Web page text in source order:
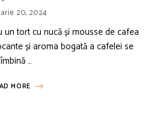
20, 2024
un tort cu nucă și mousse de cafea
și aroma bogată a cafelei se
îmbină …
MORE